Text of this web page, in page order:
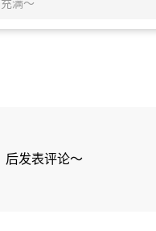
后发表评论～